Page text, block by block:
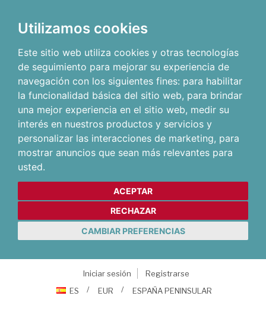
Utilizamos cookies
Este sitio web utiliza cookies y otras tecnologías
de seguimiento para mejorar su experiencia de
navegación con los siguientes fines: para habilitar
la funcionalidad básica del sitio web, para brindar
una mejor experiencia en el sitio web, medir su
interés en nuestros productos y servicios y
personalizar las interacciones de marketing, para
mostrar anuncios que sean más relevantes para
usted.
ACEPTAR
RECHAZAR
CAMBIAR PREFERENCIAS
Iniciar sesión
Registrarse
ES
EUR ESPAÑA PENINSULAR